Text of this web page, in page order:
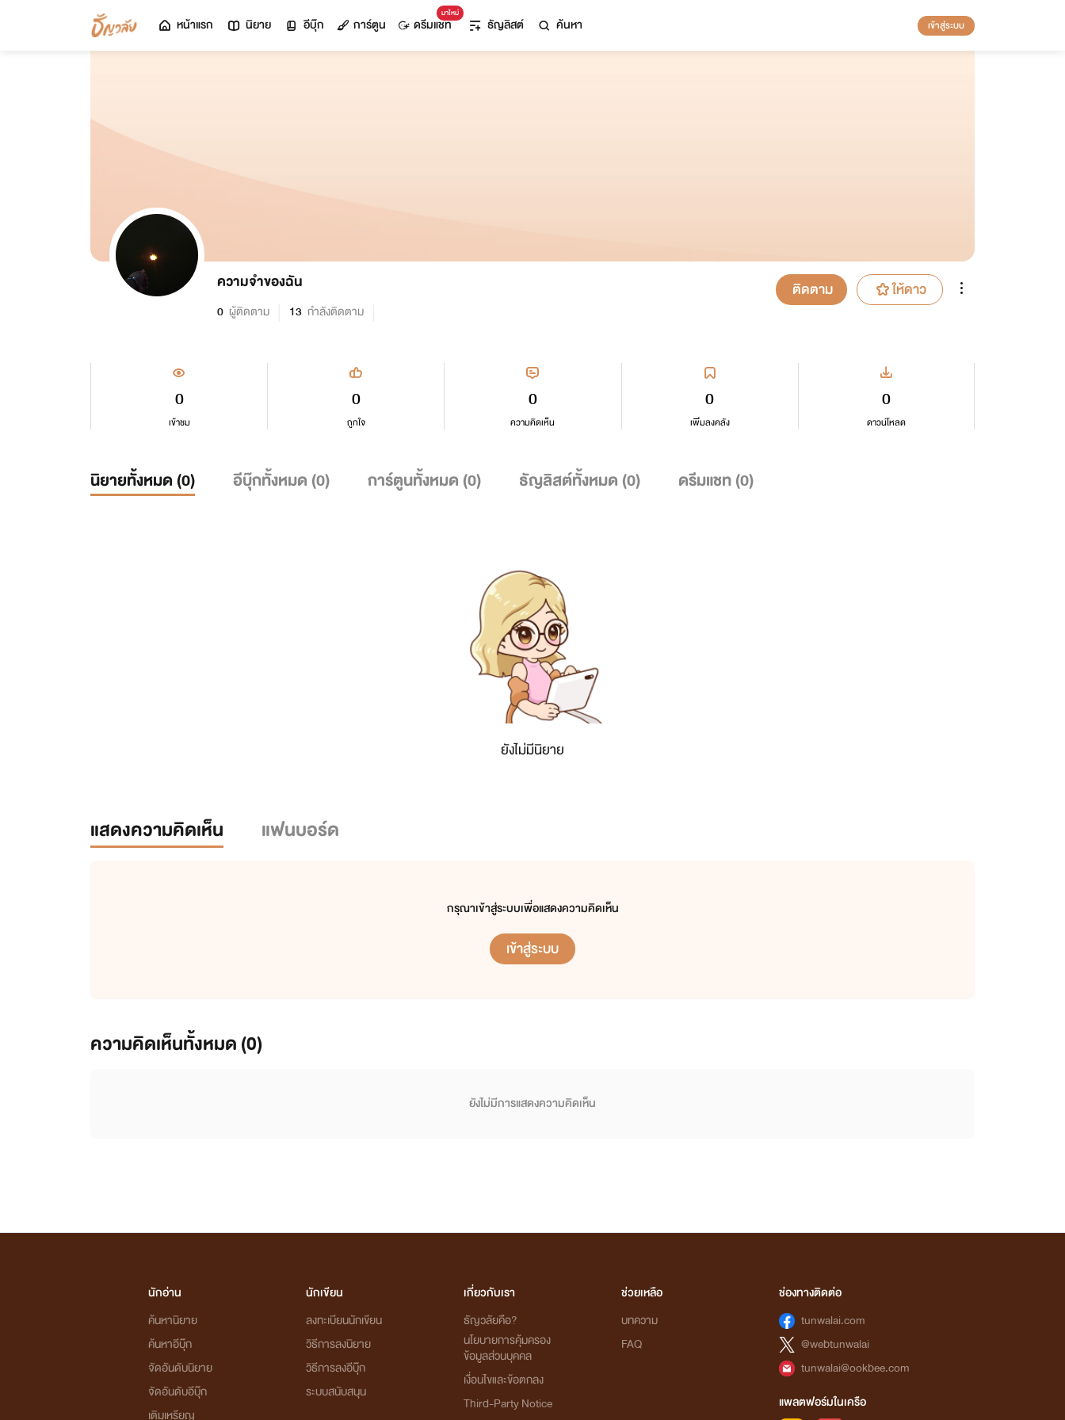
หน้าแรก นิยาย อีบุ๊ก การ์ตูน
มาใหม่
ดรีมแชท ธัญลิสต์ ค้นหา เข้าสู่ระบบ
ความจำของฉัน
0 ผู้ติดตาม 13 กำลังติดตาม
ติดตาม ให้ดาว
0
เข้าชม
0
เพิ่มลงคลัง
0
ถูกใจ
0
ดาวน์โหลด
0
ความคิดเห็น
นิยายทั้งหมด (0) อีบุ๊กทั้งหมด (0) การ์ตูนทั้งหมด (0) ธัญลิสต์ทั้งหมด (0) ดรีมแชท (0)
ยังไม่มีนิยาย
แสดงความคิดเห็น แฟนบอร์ด
กรุณาเข้าสู่ระบบเพื่อแสดงความคิดเห็น
เข้าสู่ระบบ
ความคิดเห็นทั้งหมด (0)
ยังไม่มีการแสดงความคิดเห็น
นักอ่าน
ค้นหานิยาย
ค้นหาอีบุ๊ก
จัดอันดับนิยาย
จัดอันดับอีบุ๊ก
เติมเหรียญ
นักเขียน
ลงทะเบียนนักเขียน
วิธีการลงนิยาย
วิธีการลงอีบุ๊ก
ระบบสนับสนุน
เกี่ยวกับเรา
ธัญวลัยคือ?
นโยบายการคุ้มครอง
ข้อมูลส่วนบุคคล
เงื่อนไขและข้อตกลง
Third-Party Notice
ช่วยเหลือ
บทความ
FAQ
ช่องทางติดต่อ
tunwalai.com
@webtunwalai
tunwalai@ookbee.com
แพลตฟอร์มในเครือ